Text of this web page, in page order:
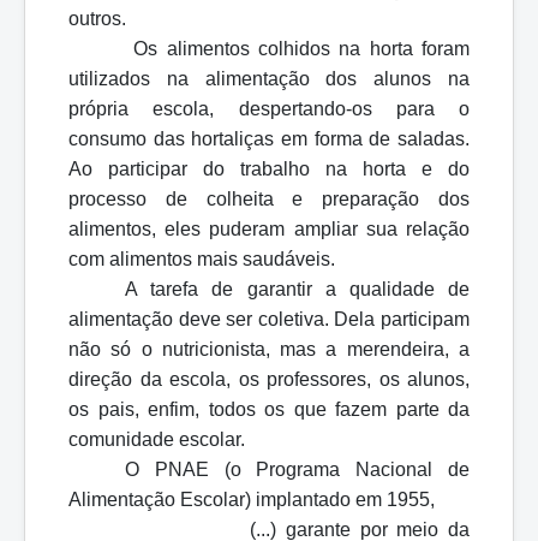
outros.
Os alimentos colhidos na horta foram
utilizados na alimentação dos alunos na
própria escola, despertando-os para o
consumo das hortaliças em forma de saladas.
Ao participar do trabalho na horta e do
processo de colheita e preparação dos
alimentos, eles puderam ampliar sua relação
com alimentos mais saudáveis.
A tarefa de garantir a qualidade de
alimentação deve ser coletiva. Dela participam
não só o nutricionista, mas a merendeira, a
direção da escola, os professores, os alunos,
os pais, enfim, todos os que fazem parte da
comunidade escolar.
O PNAE (o Programa Nacional de
Alimentação Escolar) implantado em 1955,
(...) garante por meio da